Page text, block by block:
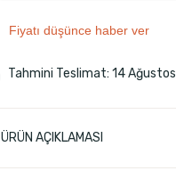
Fiyatı düşünce haber ver
Tahmini Teslimat: 14 Ağustos
ÜRÜN AÇIKLAMASI